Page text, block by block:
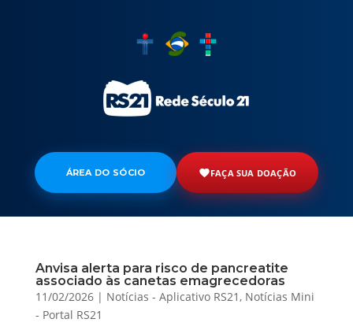
ÁREA DO SÓCIO FAÇA SUA DOAÇÃO
Anvisa alerta para risco de pancreatite
associado às canetas emagrecedoras
11/02/2026| Notícias - Aplicativo RS21, Notícias Mini
- Portal RS21